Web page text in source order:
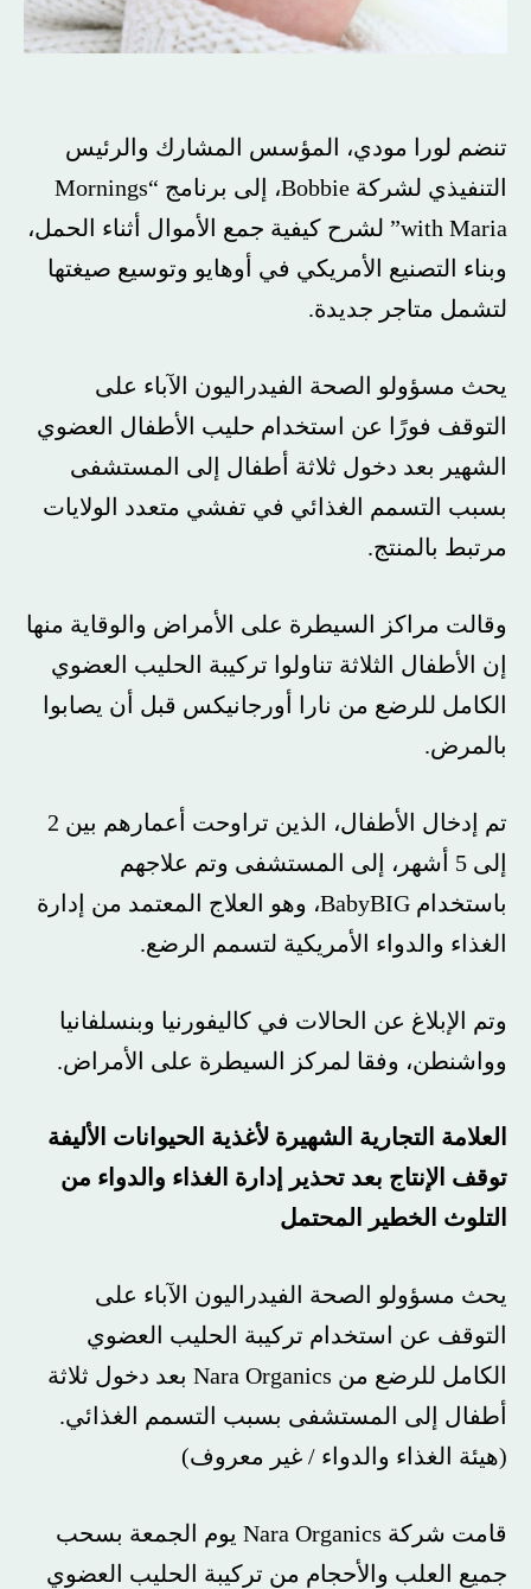
تنضم لورا مودي، المؤسس المشارك والرئيس
التنفيذي لشركة Bobbie، إلى برنامج “Mornings
with Maria” لشرح كيفية جمع الأموال أثناء الحمل،
وبناء التصنيع الأمريكي في أوهايو وتوسيع صيغتها
لتشمل متاجر جديدة.
يحث مسؤولو الصحة الفيدراليون الآباء على
التوقف فورًا عن استخدام حليب الأطفال العضوي
الشهير بعد دخول ثلاثة أطفال إلى المستشفى
بسبب التسمم الغذائي في تفشي متعدد الولايات
مرتبط بالمنتج.
وقالت مراكز السيطرة على الأمراض والوقاية منها
إن الأطفال الثلاثة تناولوا تركيبة الحليب العضوي
الكامل للرضع من نارا أورجانيكس قبل أن يصابوا
بالمرض.
تم إدخال الأطفال، الذين تراوحت أعمارهم بين 2
إلى 5 أشهر، إلى المستشفى وتم علاجهم
باستخدام BabyBIG، وهو العلاج المعتمد من إدارة
الغذاء والدواء الأمريكية لتسمم الرضع.
وتم الإبلاغ عن الحالات في كاليفورنيا وبنسلفانيا
وواشنطن، وفقا لمركز السيطرة على الأمراض.
العلامة التجارية الشهيرة لأغذية الحيوانات الأليفة
توقف الإنتاج بعد تحذير إدارة الغذاء والدواء من
التلوث الخطير المحتمل
يحث مسؤولو الصحة الفيدراليون الآباء على
التوقف عن استخدام تركيبة الحليب العضوي
الكامل للرضع من Nara Organics بعد دخول ثلاثة
أطفال إلى المستشفى بسبب التسمم الغذائي.
(هيئة الغذاء والدواء / غير معروف)
قامت شركة Nara Organics يوم الجمعة بسحب
جميع العلب والأحجام من تركيبة الحليب العضوي